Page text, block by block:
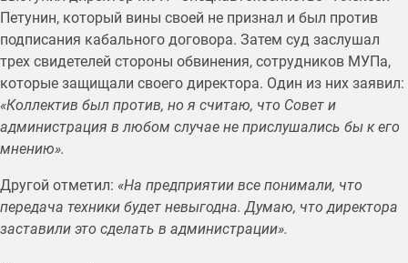
Петунин, который вины своей не признал и был против
подписания кабального договора. Затем суд заслушал
трех свидетелей стороны обвинения, сотрудников МУПа,
которые защищали своего директора. Один из них заявил:
«Коллектив был против, но я считаю, что Совет и
администрация в любом случае не прислушались бы к его
мнению».
Другой отметил: «На предприятии все понимали, что
передача техники будет невыгодна. Думаю, что директора
заставили это сделать в администрации».